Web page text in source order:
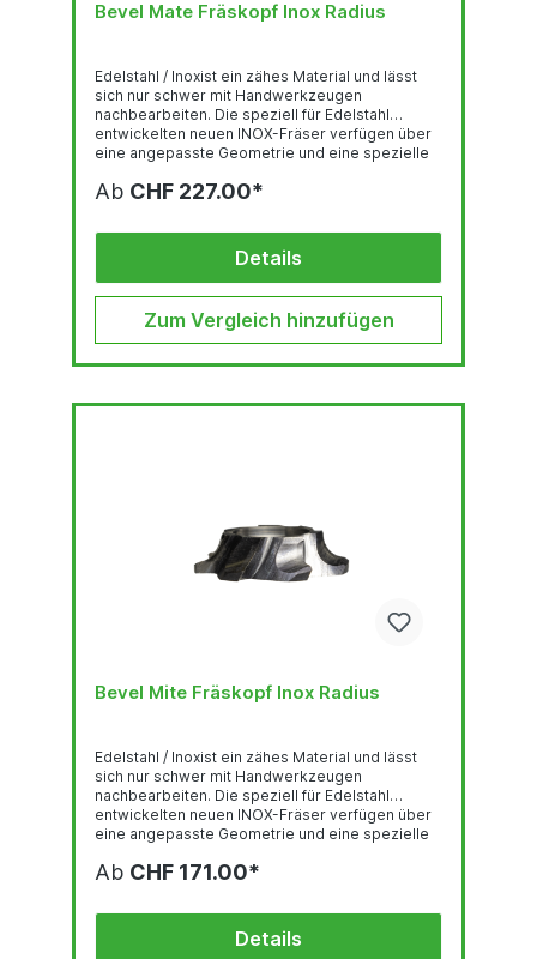
Bevel Mate Fräskopf Inox Radius
Edelstahl / Inoxist ein zähes Material und lässt
sich nur schwer mit Handwerkzeugen
nachbearbeiten. Die speziell für Edelstahl
entwickelten neuen INOX-Fräser verfügen über
eine angepasste Geometrie und eine spezielle
Reibung zwischen dem Edelstahl und dem
Edelstahls wesentlich einfacher. Wählen Sie den
richtigen Fräskopf, der für das Material geeignet
ist um ein optimales...
Ab CHF 227.00*
Details
Zum Vergleich hinzufügen
Bevel Mite Fräskopf Inox Radius
Edelstahl / Inoxist ein zähes Material und lässt
sich nur schwer mit Handwerkzeugen
nachbearbeiten. Die speziell für Edelstahl
entwickelten neuen INOX-Fräser verfügen über
eine angepasste Geometrie und eine spezielle
Reibung zwischen dem Edelstahl und dem
Edelstahls wesentlich einfacher. Wählen Sie den
richtigen Fräskopf, der für das Material geeignet
ist um ein optimales...
Ab CHF 171.00*
Details